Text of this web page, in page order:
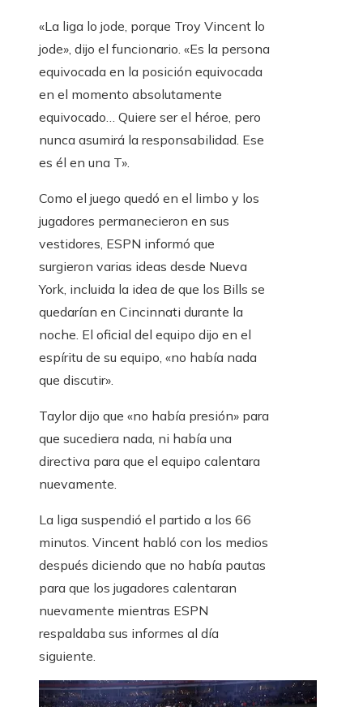
«La liga lo jode, porque Troy Vincent lo
jode», dijo el funcionario. «Es la persona
equivocada en la posición equivocada
en el momento absolutamente
equivocado… Quiere ser el héroe, pero
nunca asumirá la responsabilidad. Ese
es él en una T».
Como el juego quedó en el limbo y los
jugadores permanecieron en sus
vestidores, ESPN informó que
surgieron varias ideas desde Nueva
York, incluida la idea de que los Bills se
quedarían en Cincinnati durante la
noche. El oficial del equipo dijo en el
espíritu de su equipo, «no había nada
que discutir».
Taylor dijo que «no había presión» para
que sucediera nada, ni había una
directiva para que el equipo calentara
nuevamente.
La liga suspendió el partido a los 66
minutos. Vincent habló con los medios
después diciendo que no había pautas
para que los jugadores calentaran
nuevamente mientras ESPN
respaldaba sus informes al día
siguiente.